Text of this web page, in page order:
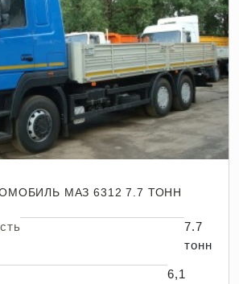
МАЗ 6312 7.7 ТОНН
7.7
тонн
6,1